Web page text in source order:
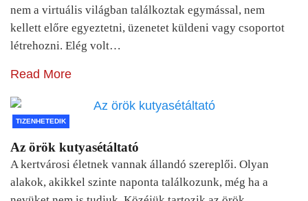
nem a virtuális világban találkoztak egymással, nem
kellett előre egyeztetni, üzenetet küldeni vagy csoportot
létrehozni. Elég volt…
Read More
TIZENHETEDIK
Az örök kutyasétáltató
A kertvárosi életnek vannak állandó szereplői. Olyan
alakok, akikkel szinte naponta találkozunk, még ha a